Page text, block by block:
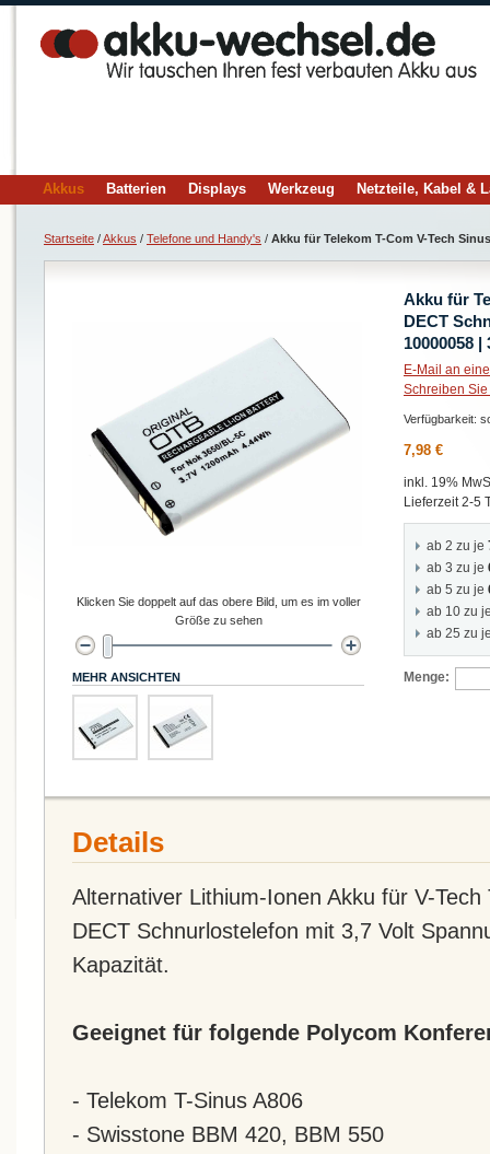
Akkus Batterien Displays Werkzeug Netzteile, Kabel &
Startseite /Akkus / Telefone und Handy's / Akku für Telekom T-Com V-Tech
Akku für
DECT
10000058 |
E-Mail an
Schreiben
Verfügbarkeit:
7,98 €
inkl. 19%
Lieferzeit 2-5
ab 2 zu je
ab 3 zu je
ab 5 zu je
ab 10 zu
ab 25 zu
Menge:
Klicken Sie doppelt auf das obere Bild, um es im voller
Größe zu sehen
MEHR ANSICHTEN
Details
Alternativer Lithium-Ionen Akku für V-
DECT Schnurlostelefon mit 3,7 Volt
Kapazität.
Geeignet für folgende Polycom
- Telekom T-Sinus A806
- Swisstone BBM 420, BBM 550